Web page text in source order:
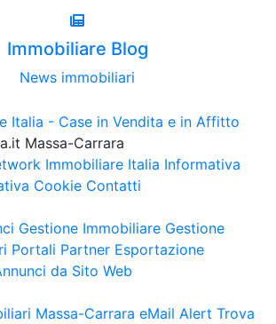
Immobiliare Blog
News immobiliari
Massa-Carrara
Immobiliare Italia Informativa
Cookie Contatti
Gestione Immobiliare Gestione
Portali Partner Esportazione
da Sito Web
Massa-Carrara eMail Alert Trova